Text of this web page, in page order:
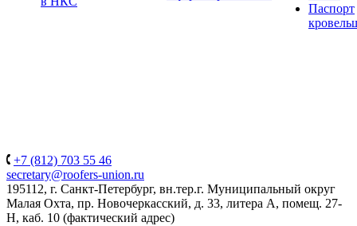
Паспорт
+7 (812) 703 55 46
secretary@roofers-union.ru
195112, г. Санкт-Петербург, вн.тер.г. Муниципальный округ
Малая Охта, пр. Новочеркасский, д. 33, литера А, помещ. 27-
Н, каб. 10 (фактический адрес)